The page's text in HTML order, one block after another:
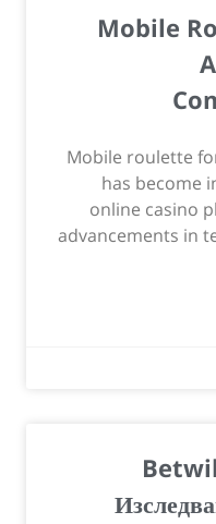
Mobile
Mobile roulette
has become
online casino
advancements in